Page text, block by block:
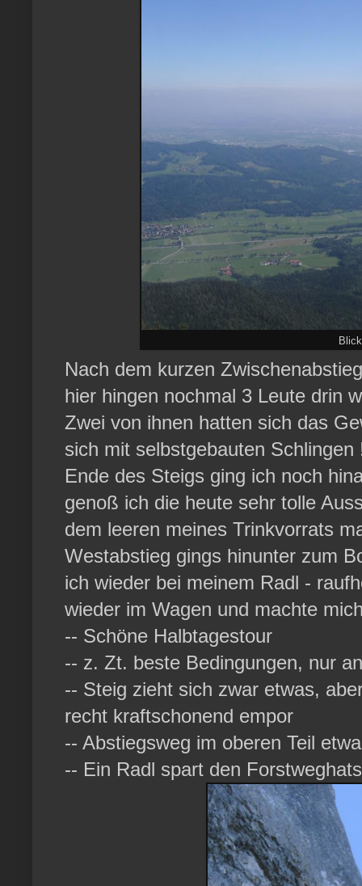
Nach dem kurzen
hier hingen nochmal 3 Leute drin
Zwei von ihnen hatten sich das
sich mit selbstgebauten
Ende des Steigs ging ich noch
genoß ich die heute sehr tolle
dem leeren meines Trinkvorrats
Westabstieg gings hinunter zum
ich wieder bei meinem Radl -
wieder im Wagen und machte
-- Schöne Halbtagestour
-- z. Zt. beste Bedingungen, nur
-- Steig zieht sich zwar etwas,
recht kraftschonend empor
-- Abstiegsweg im oberen Teil
-- Ein Radl spart den